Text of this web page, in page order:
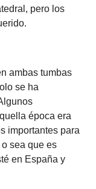
pero los
ambas tumbas
se ha
época era
importantes para
sea que es
en España y